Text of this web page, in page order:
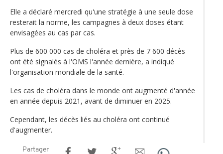
Elle a déclaré mercredi qu'une stratégie à une seule dose
resterait la norme, les campagnes à deux doses étant
envisagées au cas par cas.
Plus de 600 000 cas de choléra et près de 7 600 décès
ont été signalés à l'OMS l'année dernière, a indiqué
l'organisation mondiale de la santé.
Les cas de choléra dans le monde ont augmenté d'année
en année depuis 2021, avant de diminuer en 2025.
Cependant, les décès liés au choléra ont continué
d'augmenter.
Partager